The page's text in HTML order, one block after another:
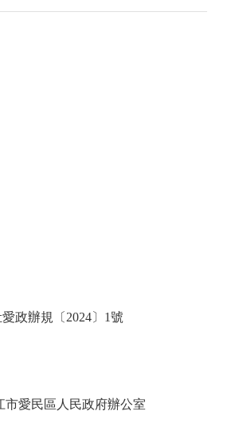
愛政辦規 〔 2024〕 1號
市愛民區人民政府辦公室